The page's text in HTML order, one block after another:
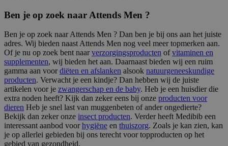
Ben je op zoek naar Attends Men ?
Ben je op zoek naar Attends Men ? Dan ben je bij ons aan het juiste
adres. Wij bieden naast Attends Men nog veel meer topmerken aan.
Of je nu op zoek bent naarverzorgingsproducten ofvitaminen en
supplementen, wij bieden het aan. Daarnaast bieden wij een ruim
gamma aan voordiëten en afslanken alsook natuurgeneeskundige
producten. Verwacht je een kindje? Dan hebben wij de juiste
artikelen voor je zwangerschap en de baby. Heb je een huisdier die
extra noden heeft? Kijk dan zeker eens bij onze producten voor
dieren Heb je snel last van muggenbeten of ander ongedierte?
Bekijk dan zeker onze insect producten. Verder heeft Medibib een
interessant aanbod voorhygiëne en thuiszorg. Zoals je kan zien, kan
je op allerlei gebieden bij ons terecht voor topproducten op het
gebied van gezondheid.